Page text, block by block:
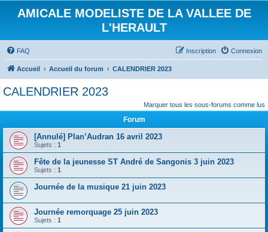
AMICALE MODELISTE DE LA VALLEE DE
L'HERAULT
FAQ Connexion
Inscription
Accueil Accueil du forum CALENDRIER 2023
CALENDRIER 2023
Marquer tous les sous-forums comme lus
Forum
[Annulé] Plan’Audran 16 avril 2023
Sujets : 1
Fête de la jeunesse ST André de Sangonis 3 juin 2023
Sujets : 1
Journée de la musique 21 juin 2023
Journée remorquage 25 juin 2023
Sujets : 1